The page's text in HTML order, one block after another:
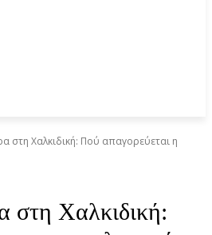
στη Χαλκιδική: Πού απαγορεύεται η
στη Χαλκιδική: